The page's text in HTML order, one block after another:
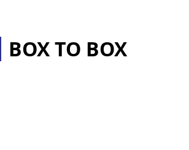
BOX TO BOX